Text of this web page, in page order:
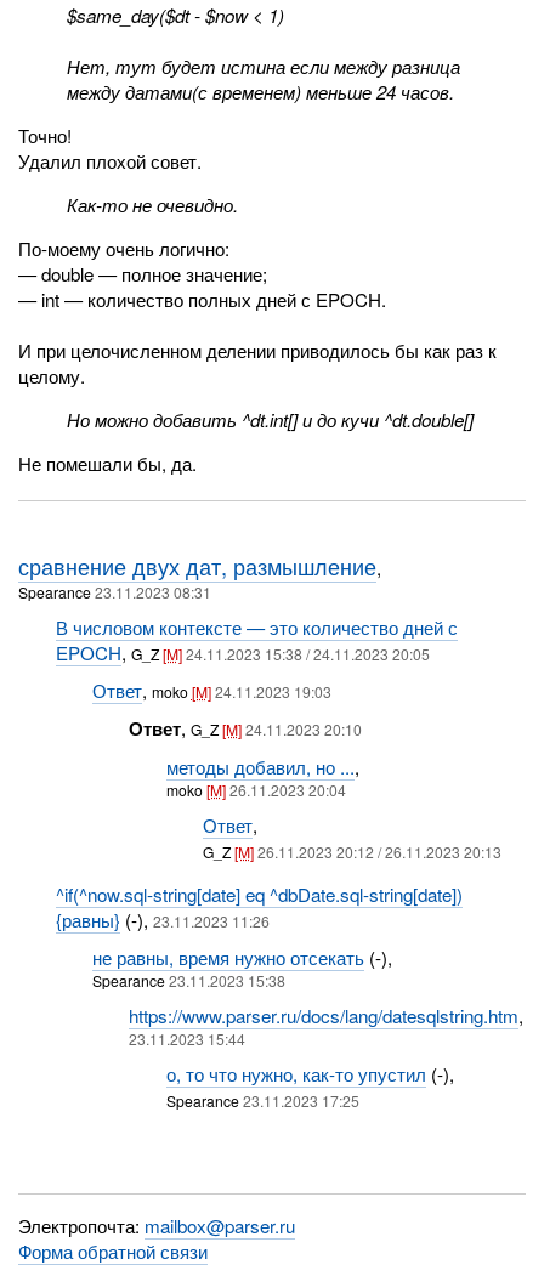
$same_day($dt - $now < 1)
Нет, тут будет истина если между разница
между датами(с временем) меньше 24 часов.
Точно!
Удалил плохой совет.
Как-то не очевидно.
По-моему очень логично:
— double — полное значение;
— int — количество полных дней с EPOCH.
И при целочисленном делении приводилось бы как раз к
целому.
Но можно добавить ^dt.int[] и до кучи ^dt.double[]
Не помешали бы, да.
сравнение двух дат, размышление,
Spearance23.11.2023 08:31
В числовом контексте — это количество дней с
EPOCH, G_Z[M] 24.11.2023 15:38 / 24.11.2023 20:05
Ответ, moko[M]24.11.2023 19:03
Ответ,G_Z[M]24.11.2023 20:10
методы добавил, но ...,
moko[M]26.11.2023 20:04
Ответ,
G_Z[M]26.11.2023 20:12 / 26.11.2023 20:13
^if(^now.sql-string[date] eq ^dbDate.sql-string[date])
{равны} (-), 23.11.2023 11:26
не равны, время нужно отсекать(-),
Spearance23.11.2023 15:38
https://www.parser.ru/docs/lang/datesqlstring.htm,
23.11.2023 15:44
о, то что нужно, как-то упустил (-),
Spearance23.11.2023 17:25
Электропочта: mailbox@parser.ru
Форма обратной связи